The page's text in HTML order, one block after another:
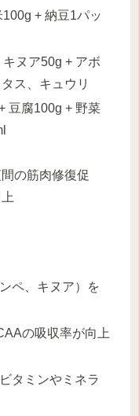
100g + 納豆1パッ
ヌア50g + アボ
ス、キュウリ
豆腐100g + 野菜
間の筋肉修復促
ペ、キヌア）を
の吸収率が向上
タミンやミネラ